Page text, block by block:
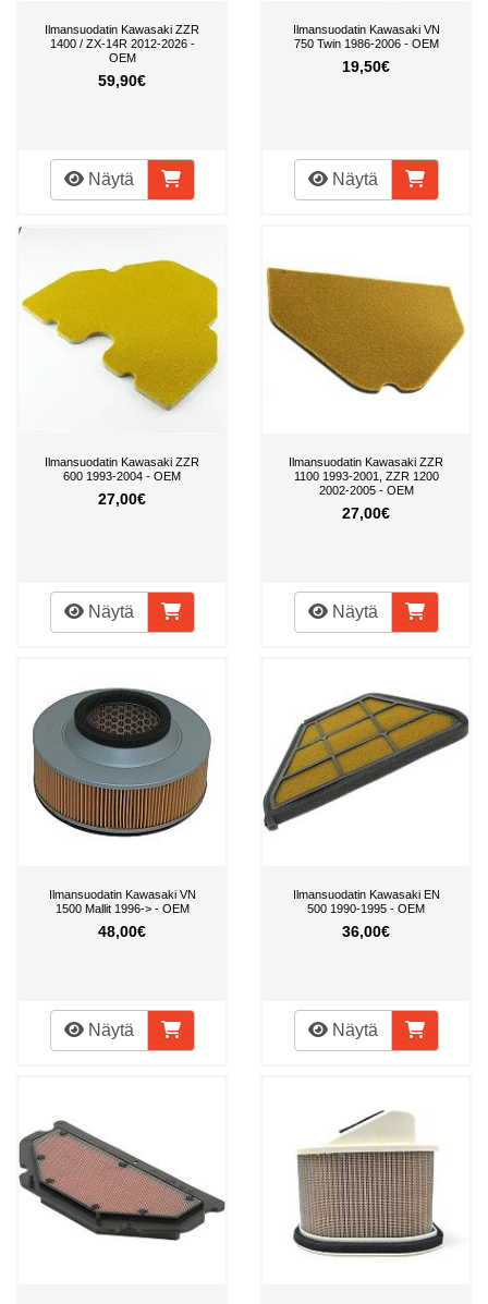
Ilmansuodatin Kawasaki ZZR
1400 / ZX-14R 2012-2026 -
OEM
59,90€
Näytä
Ilmansuodatin Kawasaki VN
750 Twin 1986-2006 - OEM
19,50€
Näytä
Ilmansuodatin Kawasaki ZZR
600 1993-2004 - OEM
27,00€
Näytä
Ilmansuodatin Kawasaki ZZR
1100 1993-2001, ZZR 1200
2002-2005 - OEM
27,00€
Näytä
Ilmansuodatin Kawasaki VN
1500 Mallit 1996-> - OEM
48,00€
Näytä
Ilmansuodatin Kawasaki EN
500 1990-1995 - OEM
36,00€
Näytä